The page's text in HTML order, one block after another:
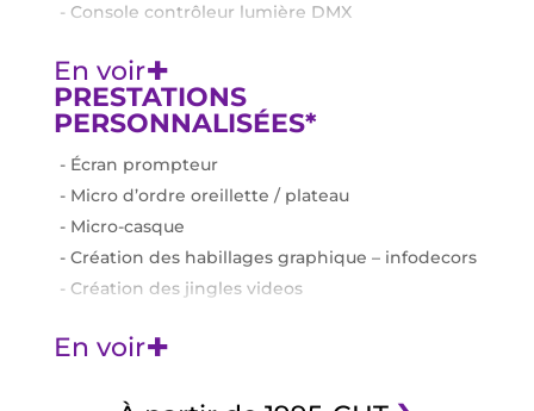
Console contrôleur lumière DMX
Equipement micros : micro-cravate ; HF main
Moniteur de retour 75’’ dans chaque angle du
plateau pour retour slides, vidéos, duplex
Régie Vmix pro et carte d’acquisition
Blackmagic
Connexion internet fibre pour livestream et
duplex (RJ45)
Intégration des solutions de visioconférence et
d’événements
En voir+
PRESTATIONS
PERSONNALISÉES*
Écran prompteur
Micro d’ordre oreillette / plateau
Micro-casque
Création des habillages graphique – infodecors
Création des jingles videos
Diffusion sécurisée de votre émission via une
En voir+